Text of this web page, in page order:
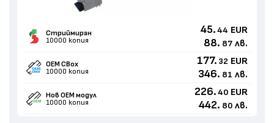
Стриймиран
10000 копия
45. 44 EUR
88. 87 лв.
OEM CBox
10000 копия
177. 32 EUR
346. 81 лв.
Нов ОЕМ модул
10000 копия
226. 40 EUR
442. 80 лв.